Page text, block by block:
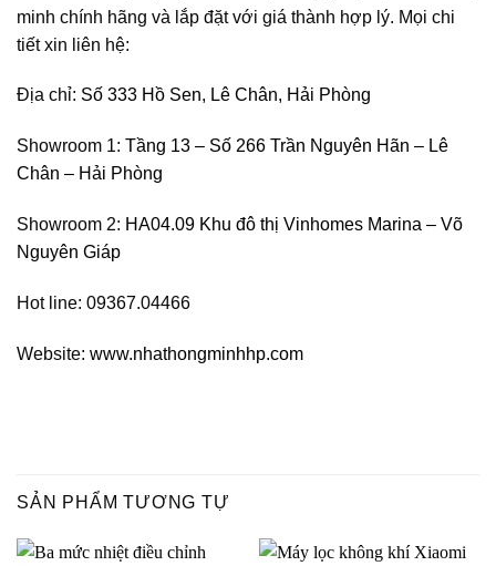
minh chính hãng và lắp đặt với giá thành hợp lý. Mọi chi
tiết xin liên hệ:
Địa chỉ: Số 333 Hồ Sen, Lê Chân, Hải Phòng
Showroom 1: Tầng 13 – Số 266 Trần Nguyên Hãn – Lê
Chân – Hải Phòng
Showroom 2: HA04.09 Khu đô thị Vinhomes Marina – Võ
Nguyên Giáp
Hot line: 09367.04466
Website: www.nhathongminhhp.com
SẢN PHẨM TƯƠNG TỰ